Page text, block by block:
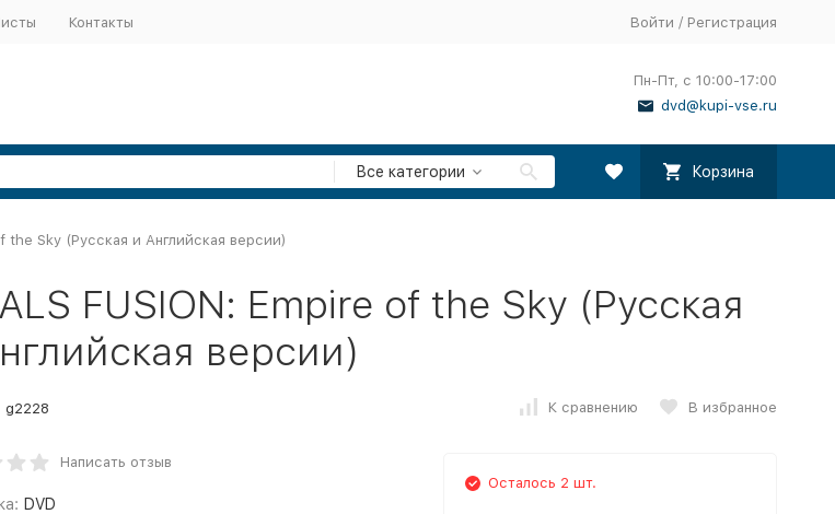
Контакты Войти / Регистрация
Пн-Пт, с 10:00-17:00
dvd@kupi-vse.ru
Все категории Корзина
the Sky (Русская и Английская версии)
FUSION: Empire of the Sky (Русская
версии)
g2228 К сравнению В избранное
Написать отзыв
DVD
Осталось 2 шт.